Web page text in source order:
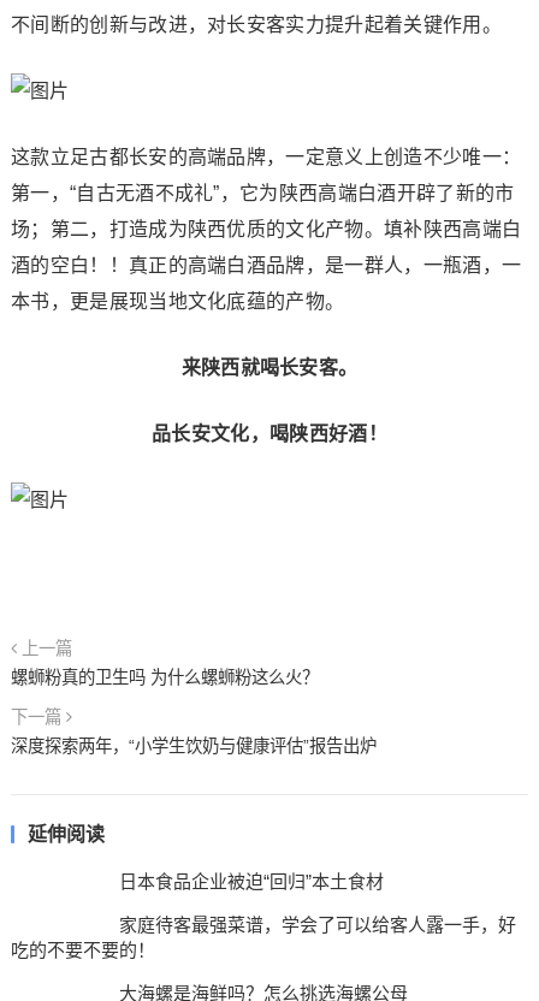
不间断的创新与改进，对长安客实力提升起着关键作用。
这款立足古都长安的高端品牌，一定意义上创造不少唯一：
第一，“自古无酒不成礼”，它为陕西高端白酒开辟了新的市
场；第二，打造成为陕西优质的文化产物。填补陕西高端白
酒的空白！！真正的高端白酒品牌，是一群人，一瓶酒，一
本书，更是展现当地文化底蕴的产物。
来陕西就喝长安客。
品长安文化，喝陕西好酒！
上一篇
螺蛳粉真的卫生吗 为什么螺蛳粉这么火？
下一篇
深度探索两年，“小学生饮奶与健康评估”报告出炉
延伸阅读
日本食品企业被迫“回归”本土食材
家庭待客最强菜谱，学会了可以给客人露一手，好
吃的不要不要的！
大海螺是海鲜吗？怎么挑选海螺公母